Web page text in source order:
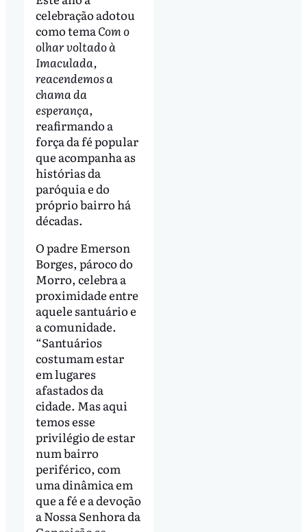
celebração adotou
como temaCom o
olhar voltado à
Imaculada,
reacendemos a
chama da
esperança,
reafirmando a
força da fé popular
que acompanha as
histórias da
paróquia e do
próprio bairro há
décadas.
O padre Emerson
Borges, pároco do
Morro, celebra a
proximidade entre
aquele santuário e
a comunidade.
“Santuários
costumam estar
em lugares
afastados da
cidade. Mas aqui
temos esse
privilégio de estar
num bairro
periférico, com
uma dinâmica em
que a fé e a devoção
a Nossa Senhora da